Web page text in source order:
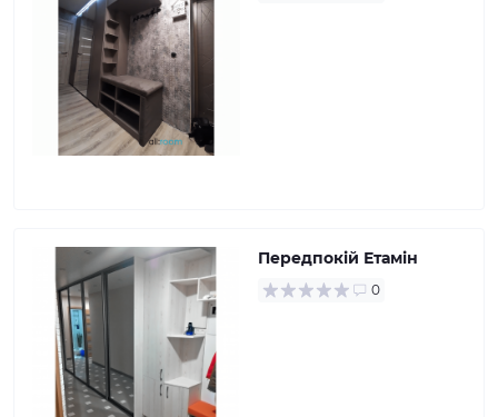
Передпокій Етамін
0